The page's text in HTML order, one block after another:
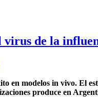
virus de la
en modelos in vivo. El
produce en